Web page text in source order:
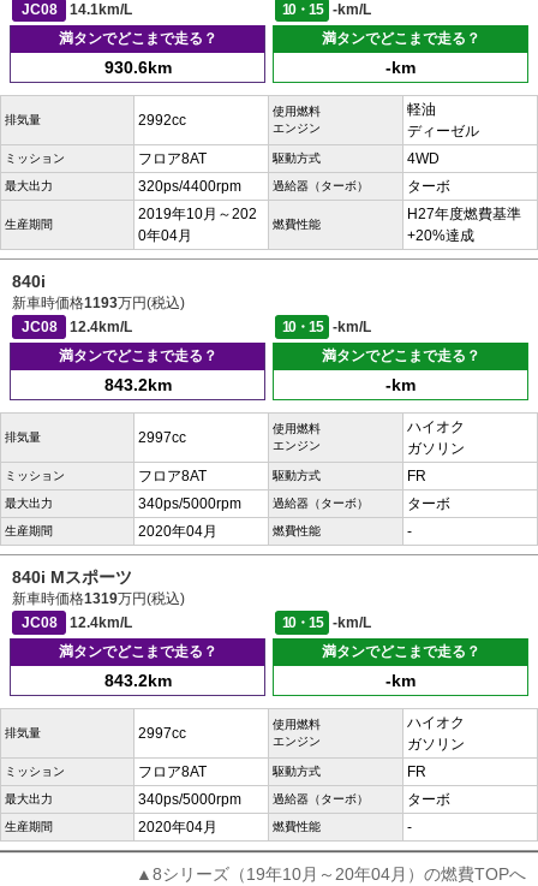
JC08
14.1km/L 10・15
-km/L
満タンでどこまで走る？
930.6km
満タンでどこまで走る？
-km
排気量 2992cc
使用燃料
エンジン
軽油
ディーゼル
ミッション フロア8AT 駆動方式 4WD
最大出力 320ps/4400rpm 過給器（ターボ） ターボ
生産期間
2019年10月～202
0年04月
燃費性能
H27年度燃費基準
+20%達成
840i
新車時価格1193万円(税込)
JC08
12.4km/L 10・15
-km/L
満タンでどこまで走る？
843.2km
満タンでどこまで走る？
-km
排気量 2997cc
使用燃料
エンジン
ハイオク
ガソリン
ミッション フロア8AT 駆動方式 FR
最大出力 340ps/5000rpm 過給器（ターボ） ターボ
生産期間 2020年04月 燃費性能 -
840i Mスポーツ
新車時価格1319万円(税込)
JC08
12.4km/L 10・15
-km/L
満タンでどこまで走る？
843.2km
満タンでどこまで走る？
-km
排気量 2997cc
使用燃料
エンジン
ハイオク
ガソリン
ミッション フロア8AT 駆動方式 FR
最大出力 340ps/5000rpm 過給器（ターボ） ターボ
生産期間 2020年04月 燃費性能 -
▲8シリーズ（19年10月～20年04月）の燃費TOPへ